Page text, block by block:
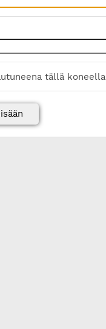
tällä koneella